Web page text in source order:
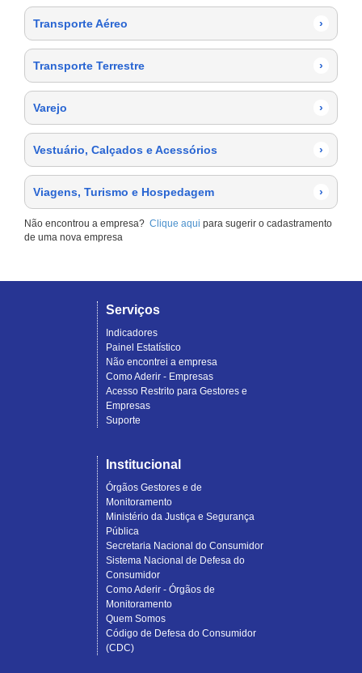
Transporte Aéreo ›
Transporte Terrestre ›
Varejo ›
Vestuário, Calçados e Acessórios ›
Viagens, Turismo e Hospedagem ›
Não encontrou a empresa? Clique aqui para sugerir o cadastramento
de uma nova empresa
Serviços
Indicadores
Painel Estatístico
Não encontrei a empresa
Como Aderir - Empresas
Acesso Restrito para Gestores e
Empresas
Suporte
Institucional
Órgãos Gestores e de
Monitoramento
Ministério da Justiça e Segurança
Pública
Secretaria Nacional do Consumidor
Sistema Nacional de Defesa do
Consumidor
Como Aderir - Órgãos de
Monitoramento
Quem Somos
Código de Defesa do Consumidor
(CDC)